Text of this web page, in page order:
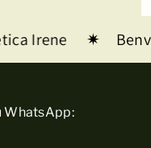
Irene
WhatsApp: